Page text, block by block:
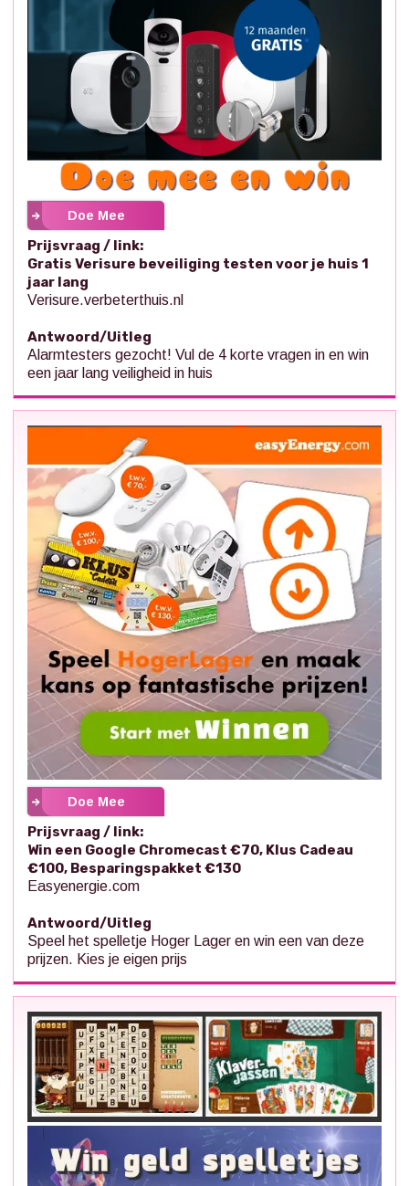
Doe Mee
Prijsvraag / link:
Gratis Verisure beveiliging testen voor je huis 1
jaar lang
Verisure.verbeterthuis.nl
Antwoord/Uitleg
Alarmtesters gezocht! Vul de 4 korte vragen in en win
een jaar lang veiligheid in huis
Doe Mee
Prijsvraag / link:
Win een Google Chromecast €70, Klus Cadeau
€100, Besparingspakket €130
Easyenergie.com
Antwoord/Uitleg
Speel het spelletje Hoger Lager en win een van deze
prijzen. Kies je eigen prijs